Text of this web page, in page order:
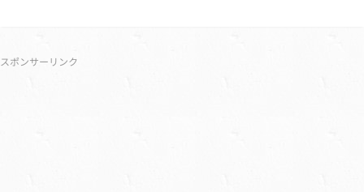
サブメニュー
スポンサーリンク